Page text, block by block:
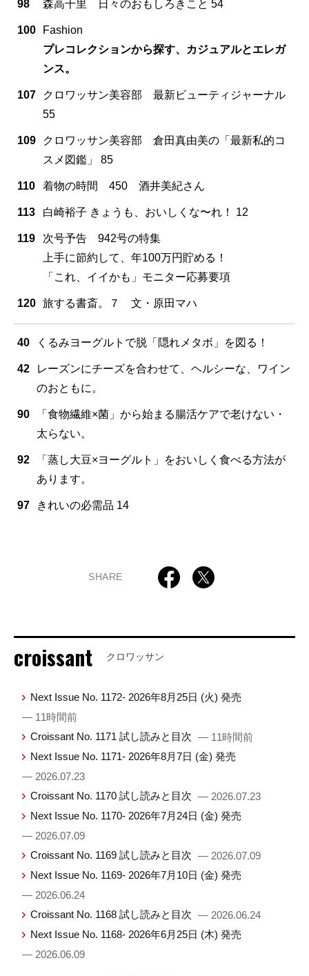
98 森高千里 日々のおもしろきこと 54
100
Fashion
プレコレクションから探す、カジュアルとエレガ
ンス。
107
クロワッサン美容部 最新ビューティジャーナル
55
109
クロワッサン美容部 倉田真由美の「最新私的コ
スメ図鑑」 85
110 着物の時間 450 酒井美紀さん
113 白崎裕子 きょうも、おいしくな〜れ！ 12
119
次号予告 942号の特集
上手に節約して、年100万円貯める！
「これ、イイかも」モニター応募要項
120 旅する書斎。７ 文・原田マハ
40 くるみヨーグルトで脱「隠れメタボ」を図る！
42
レーズンにチーズを合わせて、ヘルシーな、ワイン
のおともに。
90
「食物繊維×菌」から始まる腸活ケアで老けない・
太らない。
92
「蒸し大豆×ヨーグルト」をおいしく食べる方法が
あります。
97 きれいの必需品 14
SHARE
croissant クロワッサン
Next Issue No. 1172- 2026年8月25日 (火) 発売
— 11時間前
Croissant No. 1171 試し読みと目次 — 11時間前
Next Issue No. 1171- 2026年8月7日 (金) 発売
— 2026.07.23
Croissant No. 1170 試し読みと目次 — 2026.07.23
Next Issue No. 1170- 2026年7月24日 (金) 発売
— 2026.07.09
Croissant No. 1169 試し読みと目次 — 2026.07.09
Next Issue No. 1169- 2026年7月10日 (金) 発売
— 2026.06.24
Croissant No. 1168 試し読みと目次 — 2026.06.24
Next Issue No. 1168- 2026年6月25日 (木) 発売
— 2026.06.09